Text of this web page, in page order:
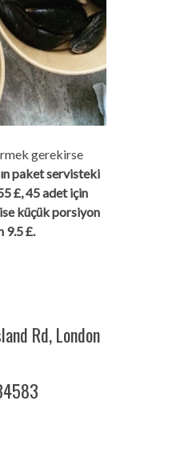
gerekirse
paket servisteki
£, 45 adet için
küçük porsiyon
9.5 £.
Rd, London